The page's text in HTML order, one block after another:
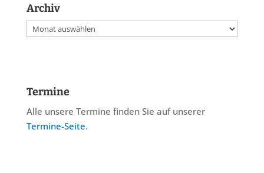
Archiv
Archiv
Termine
Alle unsere Termine finden Sie auf unserer
Termine-Seite.